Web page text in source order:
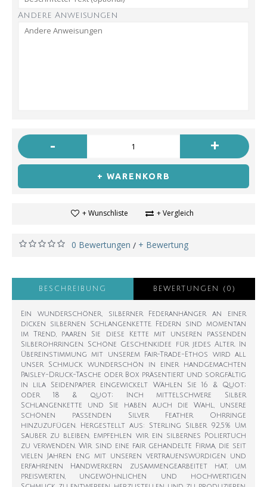
Andere Anweisungen
- +
+ WARENKORB
+ Wunschliste + Vergleich
0 Bewertungen / + Bewertung
BESCHREIBUNG BEWERTUNGEN (0)
Ein wunderschöner, silberner Federanhänger an einer
dicken silbernen Schlangenkette. Federn sind momentan
im Trend, paaren Sie diese Kette mit unseren passenden
Silberohrringen. Schöne Geschenkidee für jedes Alter. In
Übereinstimmung mit unserem Fair-Trade-Ethos wird all
unser Schmuck wunderschön in einer handgemachten
Paisley-Druck-Tasche oder Box präsentiert und sorgfältig
in lila Seidenpapier eingewickelt Wählen Sie 16 & Quot;
oder 18 & quot; Inch mittelschwere Silber
Schlangenkette und Sie haben auch die Wahl, unsere
schönen passenden Silver Feather Ohrringe
hinzuzufügen. Hergestellt aus: Sterling Silber 92,5% Um
sauber zu bleiben, empfehlen wir ein silbernes Poliertuch
zu verwenden. Wir sind eine fair gehandelte Firma, die seit
vielen Jahren eng mit unseren vertrauenswürdigen und
erfahrenen Handwerkern zusammengearbeitet hat, um
preiswerten, ungewöhnlichen und hochwertigen